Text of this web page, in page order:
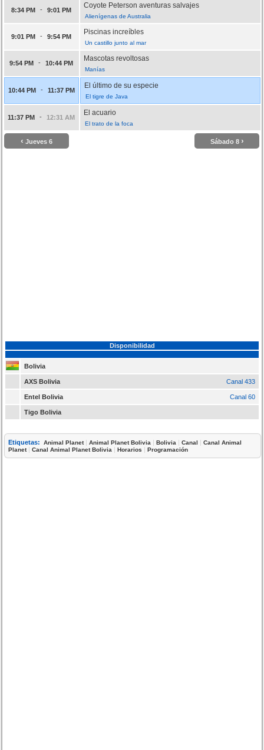
8:34 PM - 9:01 PM
Coyote Peterson aventuras salvajes
Alienígenas de Australia
9:01 PM - 9:54 PM
Piscinas increíbles
Un castillo junto al mar
9:54 PM - 10:44 PM
Mascotas revoltosas
Manías
10:44 PM - 11:37 PM
El último de su especie
El tigre de Java
11:37 PM - 12:31 AM
El acuario
El trato de la foca
‹ Jueves 6 Sábado 8 ›
Disponibilidad
Bolivia
AXS Bolivia Canal 433
Entel Bolivia Canal 60
Tigo Bolivia
Etiquetas: Animal Planet |Animal Planet Bolivia |Bolivia |Canal |Canal Animal
Planet |Canal Animal Planet Bolivia |Horarios |Programación